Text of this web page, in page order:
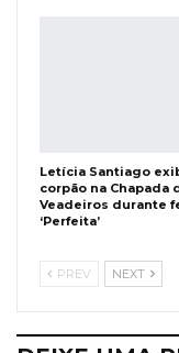
Letícia Santiago
corpão na Chapada
Veadeiros durante
‘Perfeita’
PREV NEXT